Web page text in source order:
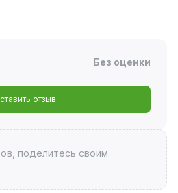
Без оценки
отзыв
поделитесь своим